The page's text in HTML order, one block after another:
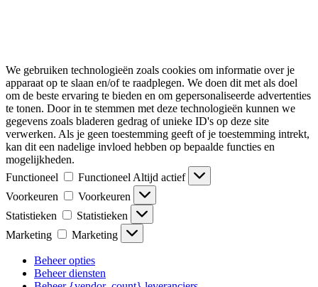
We gebruiken technologieën zoals cookies om informatie over je
apparaat op te slaan en/of te raadplegen. We doen dit met als doel
om de beste ervaring te bieden en om gepersonaliseerde advertenties
te tonen. Door in te stemmen met deze technologieën kunnen we
gegevens zoals bladeren gedrag of unieke ID's op deze site
verwerken. Als je geen toestemming geeft of je toestemming intrekt,
kan dit een nadelige invloed hebben op bepaalde functies en
mogelijkheden.
Functioneel
Functioneel Altijd actief
Voorkeuren
Voorkeuren
Statistieken
Statistieken
Marketing
Marketing
Beheer opties
Beheer diensten